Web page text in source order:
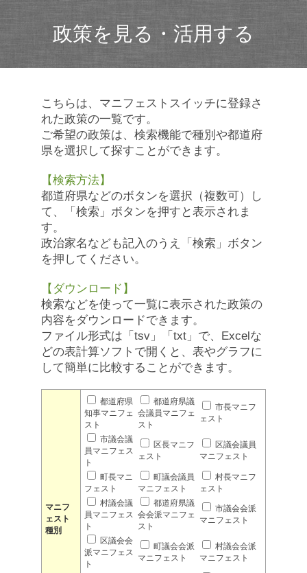
政策を見る・活用する
こちらは、マニフェストスイッチに登録さ
れた政策の一覧です。
ご希望の政策は、検索機能で種別や都道府
県を選択して探すことができます。
【検索方法】
都道府県などのボタンを選択（複数可）し
て、「検索」ボタンを押すと表示されま
す。
政治家名なども記入のうえ「検索」ボタン
を押してください。
【ダウンロード】
検索などを使って一覧に表示された政策の
内容をダウンロードできます。
ファイル形式は「tsv」「txt」で、Excelな
どの表計算ソフトで開くと、表やグラフに
して簡単に比較することができます。
マニフ
ェスト
種別
都道府県
知事マニフェ
スト
都道府県議
会議員マニフェ
スト
市長マニフ
ェスト
市議会議
員マニフェス
ト
区長マニフ
ェスト
区議会議員
マニフェスト
町長マニ
フェスト
町議会議員
マニフェスト
村長マニフ
ェスト
村議会議
員マニフェス
ト
都道府県議
会会派マニフェ
スト
市議会会派
マニフェスト
区議会会
派マニフェス
ト
町議会会派
マニフェスト
村議会会派
マニフェスト